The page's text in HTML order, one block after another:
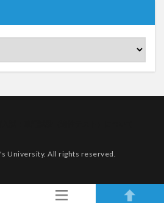
University. All rights reserved.